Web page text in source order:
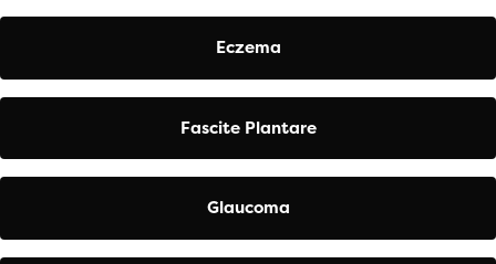
Eczema
Fascite Plantare
Glaucoma